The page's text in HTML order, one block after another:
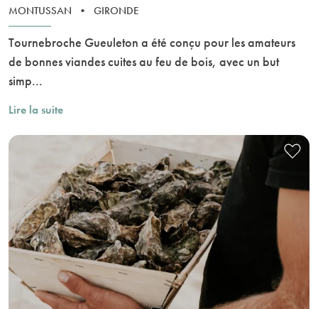
MONTUSSAN • GIRONDE
Tournebroche Gueuleton a été conçu pour les amateurs
de bonnes viandes cuites au feu de bois, avec un but
simp...
Lire la suite